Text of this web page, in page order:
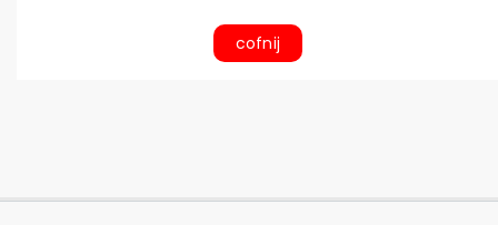
cofnij